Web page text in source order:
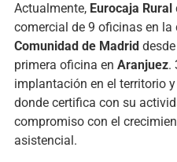
Actualmente, Eurocaja Rural
comercial de 9 oficinas en
Comunidad de Madriddesde
primera oficina en Aranjuez.
implantación en el territorio
donde certifica con su
compromiso con el
asistencial.